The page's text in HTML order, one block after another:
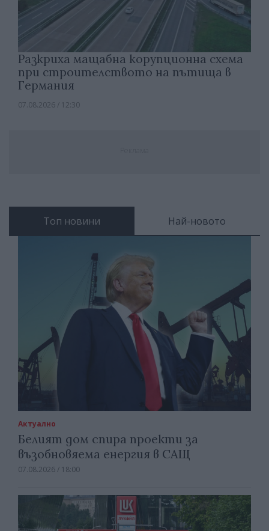
Разкриха мащабна корупционна схема
при строителството на пътища в
Германия
07.08.2026 / 12:30
Топ новини Най-новото
Актуално
Белият дом спира проекти за
възобновяема енергия в САЩ
07.08.2026 / 18:00